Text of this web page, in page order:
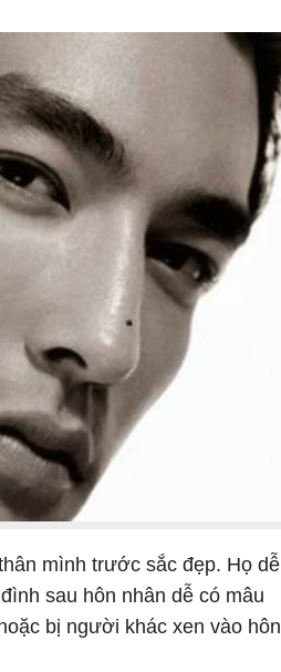
mình trước sắc đẹp. Họ dễ
sau hôn nhân dễ có mâu
bị người khác xen vào hôn